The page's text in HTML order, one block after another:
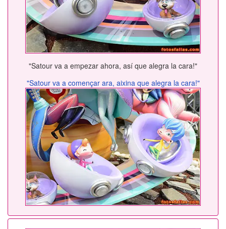
"Satour va a empezar ahora, así que alegra la cara!"
"Satour va a començar ara, aixina que alegra la cara!"